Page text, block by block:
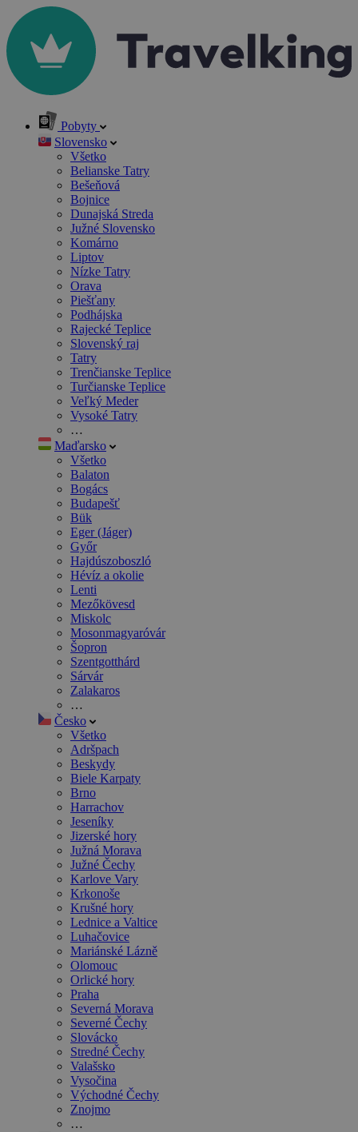
Pobyty
Slovensko
Všetko
Belianske Tatry
Bešeňová
Bojnice
Dunajská Streda
Južné Slovensko
Komárno
Liptov
Nízke Tatry
Orava
Piešťany
Podhájska
Rajecké Teplice
Slovenský raj
Tatry
Trenčianske Teplice
Turčianske Teplice
Veľký Meder
Vysoké Tatry
…
Maďarsko
Všetko
Balaton
Bogács
Budapešť
Bük
Eger (Jáger)
Győr
Hajdúszoboszló
Hévíz a okolie
Lenti
Mezőkövesd
Miskolc
Mosonmagyaróvár
Šopron
Szentgotthárd
Sárvár
Zalakaros
…
Česko
Všetko
Adršpach
Beskydy
Biele Karpaty
Brno
Harrachov
Jeseníky
Jizerské hory
Južná Morava
Južné Čechy
Karlove Vary
Krkonoše
Krušné hory
Lednice a Valtice
Luhačovice
Mariánské Lázně
Olomouc
Orlické hory
Praha
Severná Morava
Severné Čechy
Slovácko
Stredné Čechy
Valašsko
Vysočina
Východné Čechy
Znojmo
…